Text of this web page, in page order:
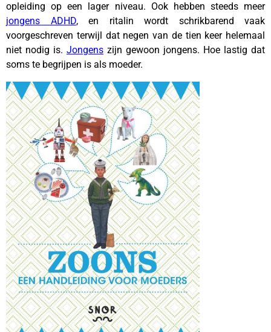
opleiding op een lager niveau. Ook hebben steeds meer
jongens ADHD, en ritalin wordt schrikbarend vaak
voorgeschreven terwijl dat negen van de tien keer helemaal
niet nodig is. Jongens zijn gewoon jongens. Hoe lastig dat
soms te begrijpen is als moeder.